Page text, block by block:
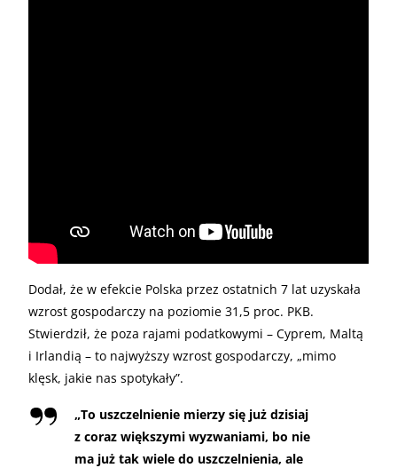
Dodał, że w efekcie Polska przez ostatnich 7 lat uzyskała
wzrost gospodarczy na poziomie 31,5 proc. PKB.
Stwierdził, że poza rajami podatkowymi – Cyprem, Maltą
i Irlandią – to najwyższy wzrost gospodarczy, „mimo
klęsk, jakie nas spotykały”.
„To uszczelnienie mierzy się już dzisiaj
z coraz większymi wyzwaniami, bo nie
ma już tak wiele do uszczelnienia, ale